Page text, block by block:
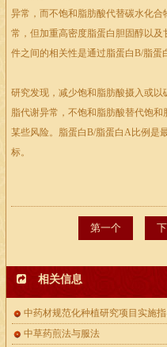
异常，而不饱和脂肪酸代替碳水化
常，但加重高密度脂蛋白胆固醇以
件之间的相关性是通过脂蛋白B/脂蛋
研究发现，减少饱和脂肪酸摄入或
脂代谢异常，不饱和脂肪酸替代饱
某些风险。脂蛋白B/脂蛋白A比例是
标。
第一个
相关信息
中药材规范化种植研究项目实施
中草药煎法与服法